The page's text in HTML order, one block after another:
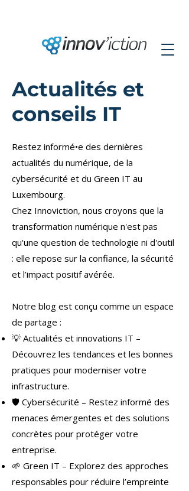
Actualités et
conseils IT
Restez informé•e des dernières
actualités du numérique, de la
cybersécurité et du Green IT au
Luxembourg.
Chez Innoviction, nous croyons que la
transformation numérique n'est pas
qu'une question de technologie ni d'outil
: elle repose sur la confiance, la sécurité
et l’impact positif avérée.
Notre blog est conçu comme un espace
de partage :
💡 Actualités et innovations IT –
Découvrez les tendances et les bonnes
pratiques pour moderniser votre
infrastructure.
🛡 Cybersécurité – Restez informé des
menaces émergentes et des solutions
concrètes pour protéger votre
entreprise.
🌱 Green IT – Explorez des approches
responsables pour réduire l’empreinte